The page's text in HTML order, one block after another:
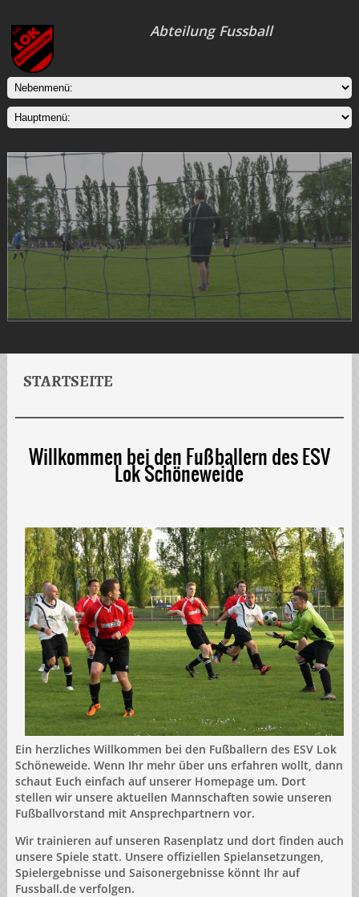
Abteilung Fussball
STARTSEITE
Willkommen bei den Fußballern des ESV
Lok Schöneweide
Ein herzliches Willkommen bei den Fußballern des ESV Lok
Schöneweide. Wenn Ihr mehr über uns erfahren wollt, dann
schaut Euch einfach auf unserer Homepage um. Dort
stellen wir unsere aktuellen Mannschaften sowie unseren
Fußballvorstand mit Ansprechpartnern vor.
Wir trainieren auf unseren Rasenplatz und dort finden auch
unsere Spiele statt. Unsere offiziellen Spielansetzungen,
Spielergebnisse und Saisonergebnisse könnt Ihr auf
Fussball.de verfolgen.